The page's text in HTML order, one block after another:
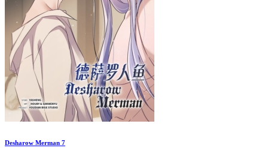
Desharow Merman 7